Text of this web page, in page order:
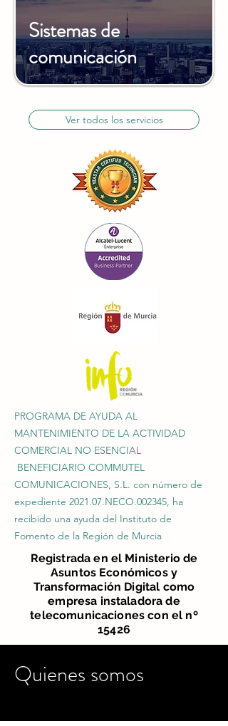
Sistemas de
comunicación
Ver todos los servicios
PROGRAMA DE AYUDA AL
MANTENIMIENTO DE LA ACTIVIDAD
COMERCIAL NO ESENCIAL
BENEFICIARIO COMMUTEL
COMUNICACIONES, S.L. con número de
expediente 2021.07.NECO.002345, ha
recibido una ayuda del Instituto de
Fomento de la Región de Murcia
Registrada en el Ministerio de
Asuntos Económicos y
Transformación Digital como
empresa instaladora de
telecomunicaciones con el nº
15426
Quienes somos